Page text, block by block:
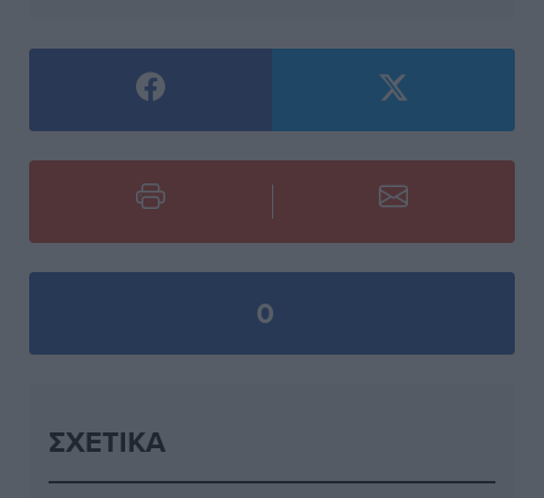
0
ΣΧΕΤΙΚΆ